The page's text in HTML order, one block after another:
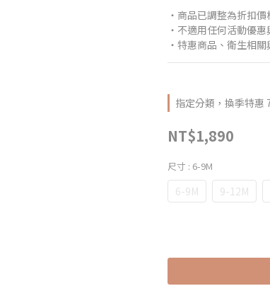
‧商品已調整為折扣價
‧不適用任何活動優惠
‧特惠商品、衛生相
指定分類，換季特惠
NT$1,890
尺寸 : 6-9M
6-9M 9-12M